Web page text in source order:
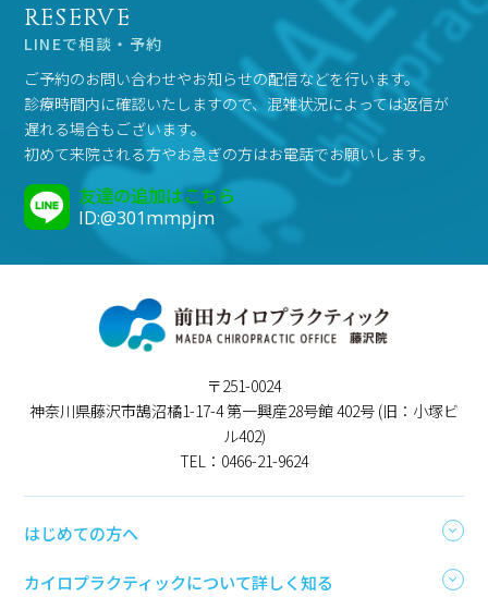
RESERVE
LINEで相談・予約
ご予約のお問い合わせやお知らせの配信などを行います。
診療時間内に確認いたしますので、混雑状況によっては返信が
遅れる場合もございます。
初めて来院される方やお急ぎの方はお電話でお願いします。
友達の追加はこちら
ID:@301mmpjm
〒251-0024
神奈川県藤沢市鵠沼橘1-17-4 第一興産28号館 402号 (旧：小塚ビ
ル402)
TEL：0466-21-9624
はじめての方へ
カイロプラクティックについて詳しく知る